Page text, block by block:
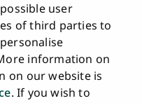
user
of third parties to
information on
on our website is
. If you wish to